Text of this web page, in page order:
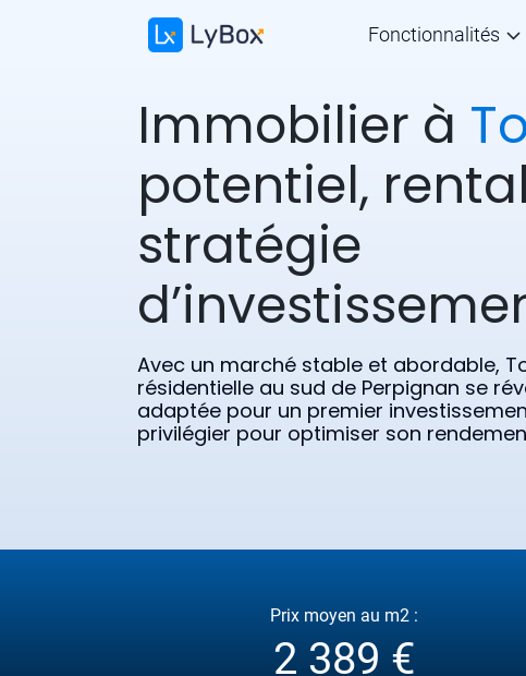
Fonctionnalités
Immobilier à
potentiel,
stratégie
Avec un marché stable et abordable,
résidentielle au sud de Perpignan se
adaptée pour un premier
privilégier pour optimiser son
Prix moyen au m2 :
2 389 €